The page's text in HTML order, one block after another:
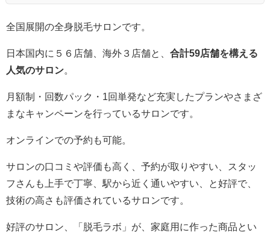
全国展開の全身脱毛サロンです。
日本国内に５６店舗、海外３店舗と、 合計59店舗を構える
人気のサロン
月額制・回数パック・1回単発など充実したプランやさまざ
まなキャンペーンを行っているサロンです。
オンラインでの予約も可能。
サロンの口コミや評価も高く、予約が取りやすい、スタッ
フさんも上手で丁寧、駅から近く通いやすい、と好評で、
技術の高さも評価されているサロンです。
好評のサロン、「脱毛ラボ」が、家庭用に作った商品とい